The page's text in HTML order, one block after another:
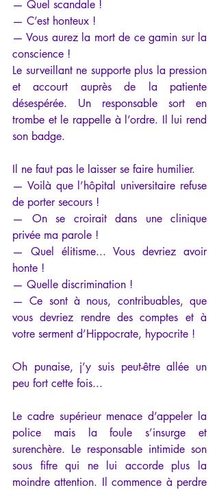
— Quel scandale !
— C’est honteux !
— Vous aurez la mort de ce gamin sur la
conscience !
Le surveillant ne supporte plus la pression
et accourt auprès de la patiente
désespérée. Un responsable sort en
trombe et le rappelle à l’ordre. Il lui rend
son badge.
Il ne faut pas le laisser se faire humilier.
— Voilà que l’hôpital universitaire refuse
de porter secours !
— On se croirait dans une clinique
privée ma parole !
— Quel élitisme... Vous devriez avoir
honte !
— Quelle discrimination !
— Ce sont à nous, contribuables, que
vous devriez rendre des comptes et à
votre serment d’Hippocrate, hypocrite !
Oh punaise, j’y suis peut-être allée un
peu fort cette fois...
Le cadre supérieur menace d’appeler la
police mais la foule s’insurge et
surenchère. Le responsable intimide son
sous fifre qui ne lui accorde plus la
moindre attention. Il commence à perdre